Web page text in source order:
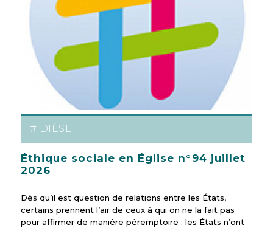
# DIÈSE
Éthique sociale en Église n°94 juillet
2026
Dès qu’il est question de relations entre les États,
certains prennent l’air de ceux à qui on ne la fait pas
pour affirmer de manière péremptoire : les États n’ont